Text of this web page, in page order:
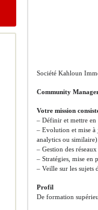
Société Kahloun
Community
Votre mission
– Définir et mettre
– Evolution et mise à
analytics ou
– Gestion des
– Stratégies, mise en
– Veille sur les sujets
Profil
De formation